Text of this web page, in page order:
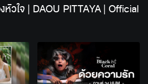
วใจ | DAOU PITTAYA | Official